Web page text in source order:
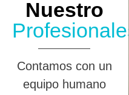
Nuestro
Profesionales
Contamos con un
equipo humano